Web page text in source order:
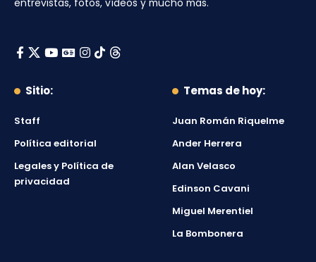
entrevistas, fotos, vídeos y mucho más.
Sitio:
Staff
Política editorial
Legales y Política de
privacidad
Temas de hoy:
Juan Román Riquelme
Ander Herrera
Alan Velasco
Edinson Cavani
Miguel Merentiel
La Bombonera